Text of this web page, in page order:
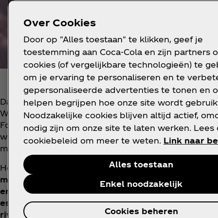
Dat doen we onder meer via The Living Danube,
Wildlife Fund (WWF-CEE) en de ICPDR*** opgericht
Foundation**** De rivier de Donau is een
werelds meest internationale stroomgebied,
miljoen mensen.
Het partnerschap heeft de afgelopen tien jaar
meer dan 4800 Olympische zwembaden vol
en gemeenschappen. Ook heeft het maar liefst
essentiële watergebieden, rivieren en
rivier hersteld op 11 plaatsen in Oostenrijk,
Over Cookies
Door op "Alles toestaan" te klikken, geef je
toestemming aan Coca‑Cola en zijn partners
cookies (of vergelijkbare technologieën) te
om je ervaring te personaliseren en te
gepersonaliseerde advertenties te tonen en
helpen begrijpen hoe onze site wordt
Noodzakelijke cookies blijven altijd actief,
nodig zijn om onze site te laten werken. Lees
cookiebeleid om meer te weten. Link naar
Alles toestaan
Enkel noodzakelijk
Cookies beheren